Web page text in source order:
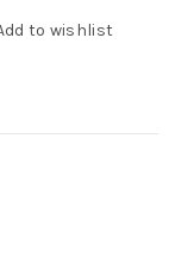
to wishlist